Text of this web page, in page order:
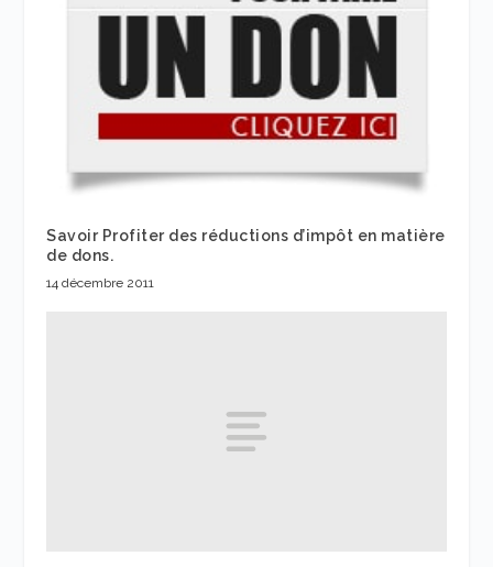
Savoir Profiter des réductions d’impôt en matière
de dons.
14 décembre 2011